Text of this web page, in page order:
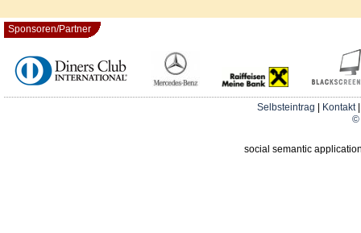
Sponsoren/Partner
Selbsteintrag Kontakt
©
social semantic